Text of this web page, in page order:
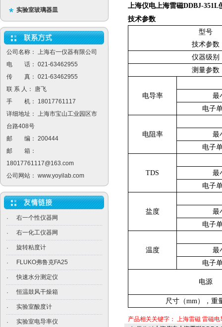
实验室玻璃器皿
公司名称： 上海右一仪器有限公司
电 话： 021-63462955
传 真： 021-63462955
联 系 人： 唐飞
手 机： 18017761117
详细地址： 上海市宝山工业园区市
台路408号
邮 编： 200444
邮 箱：
18017761117@163.com
公司网站： www.yoyilab.com
· 右一个性仪器网
· 右一化工仪器网
· 旋转粘度计
· FLUKO弗鲁克FA25
· 快速水分测定仪
· 恒温鼓风干燥箱
· 实验室酸度计
· 实验室电导率仪
上海仪电上海雷磁DDBJ-351L
技术参数
型号
技术参数
仪器级别
测量参数
电导率
最
电子
电阻率
最
电子
TDS
最
电子
盐度
最
电子
温度
最
电子
电源
尺寸（mm），重
产品相关关键字： 上海雷磁 雷磁电